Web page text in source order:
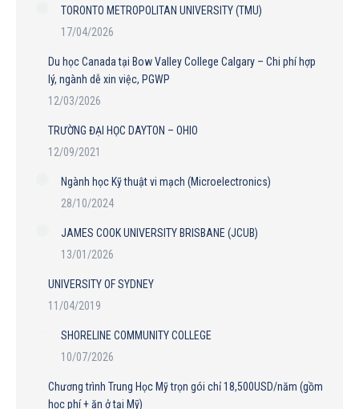
TORONTO METROPOLITAN UNIVERSITY (TMU)
17/04/2026
Du học Canada tại Bow Valley College Calgary – Chi phí hợp
lý, ngành dễ xin việc, PGWP
12/03/2026
TRƯỜNG ĐẠI HỌC DAYTON – OHIO
12/09/2021
Ngành học Kỹ thuật vi mạch (Microelectronics)
28/10/2024
JAMES COOK UNIVERSITY BRISBANE (JCUB)
13/01/2026
UNIVERSITY OF SYDNEY
11/04/2019
SHORELINE COMMUNITY COLLEGE
10/07/2026
Chương trình Trung Học Mỹ trọn gói chỉ 18,500USD/năm (gồm
học phí + ăn ở tại Mỹ)